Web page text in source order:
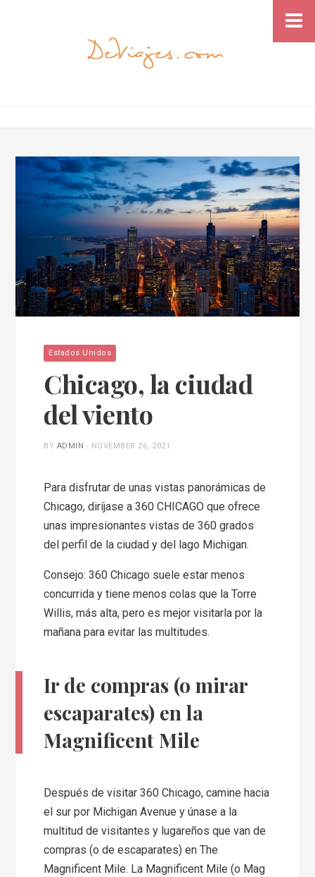
Estados Unidos
Chicago, la ciudad
del viento
BY ADMIN - NOVEMBER 26, 2021
Para disfrutar de unas vistas panorámicas de
Chicago, diríjase a 360 CHICAGO que ofrece
unas impresionantes vistas de 360 grados
del perfil de la ciudad y del lago Michigan.
Consejo: 360 Chicago suele estar menos
concurrida y tiene menos colas que la Torre
Willis, más alta, pero es mejor visitarla por la
mañana para evitar las multitudes.
Ir de compras (o mirar
escaparates) en la
Magnificent Mile
Después de visitar 360 Chicago, camine hacia
el sur por Michigan Avenue y únase a la
multitud de visitantes y lugareños que van de
compras (o de escaparates) en The
Magnificent Mile. La Magnificent Mile (o Mag